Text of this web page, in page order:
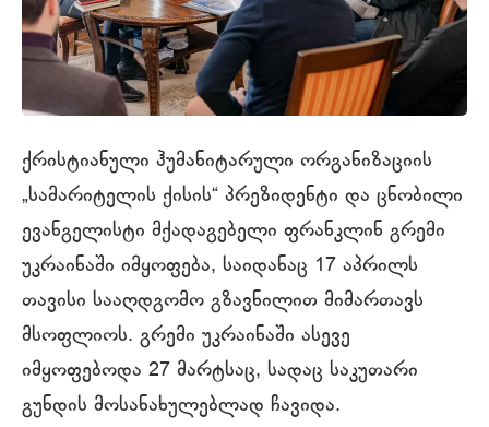
ქრისტიანული ჰუმანიტარული ორგანიზაციის
„სამარიტელის ქისის“ პრეზიდენტი და ცნობილი
ევანგელისტი მქადაგებელი ფრანკლინ გრემი
უკრაინაში იმყოფება, საიდანაც 17 აპრილს
თავისი სააღდგომო გზავნილით მიმართავს
მსოფლიოს. გრემი უკრაინაში ასევე
იმყოფებოდა 27 მარტსაც, სადაც საკუთარი
გუნდის მოსანახულებლად ჩავიდა.